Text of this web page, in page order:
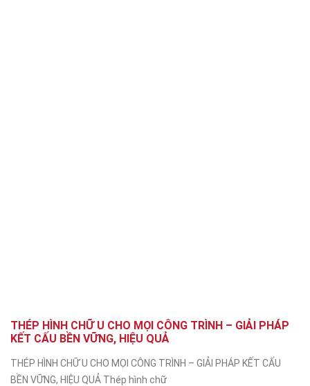
THÉP HÌNH CHỮ U CHO MỌI CÔNG TRÌNH – GIẢI PHÁP
KẾT CẤU BỀN VỮNG, HIỆU QUẢ
THÉP HÌNH CHỮ U CHO MỌI CÔNG TRÌNH – GIẢI PHÁP KẾT CẤU
BỀN VỮNG, HIỆU QUẢ Thép hình chữ